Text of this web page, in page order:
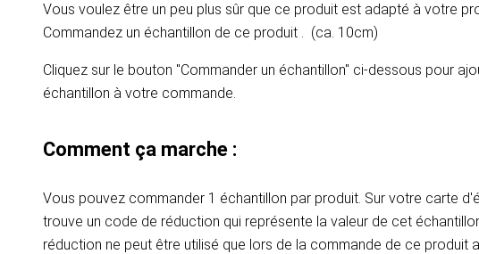
Vous voulez être un peu plus sûr que ce produit est adapté à votre
Commandez un échantillon de ce produit . (ca. 10cm)
Cliquez sur le bouton "Commander un échantillon" ci-dessous pour
échantillon à votre commande.
Comment ça marche :
Vous pouvez commander 1 échantillon par produit. Sur votre carte
trouve un code de réduction qui représente la valeur de cet
réduction ne peut être utilisé que lors de la commande de ce produit